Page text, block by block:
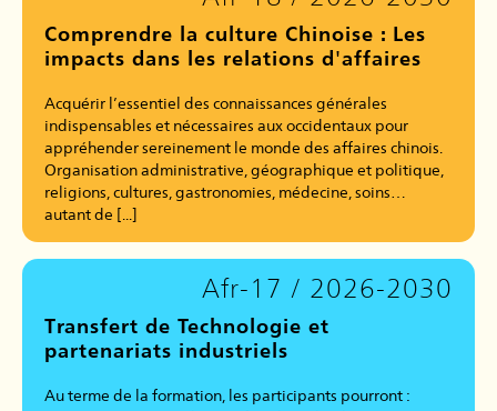
Comprendre la culture Chinoise : Les
impacts dans les relations d'affaires
Acquérir l’essentiel des connaissances générales
indispensables et nécessaires aux occidentaux pour
appréhender sereinement le monde des affaires chinois.
Organisation administrative, géographique et politique,
religions, cultures, gastronomies, médecine, soins…
autant de [...]
Afr-17 / 2026-2030
Transfert de Technologie et
partenariats industriels
Au terme de la formation, les participants pourront :